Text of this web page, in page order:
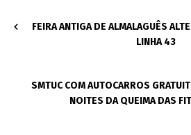
FEIRA ANTIGA DE ALMALAGUÊS
LINHA 43
SMTUC COM AUTOCARROS
NOITES DA QUEIMA DAS